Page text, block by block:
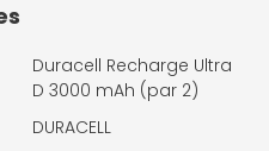
Duracell Recharge Ultra
D 3000 mAh (par 2)
DURACELL